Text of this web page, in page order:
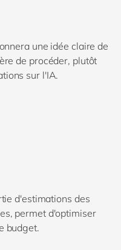
une idée claire de
de procéder, plutôt
sur l'IA.
d'estimations des
permet d'optimiser
budget.